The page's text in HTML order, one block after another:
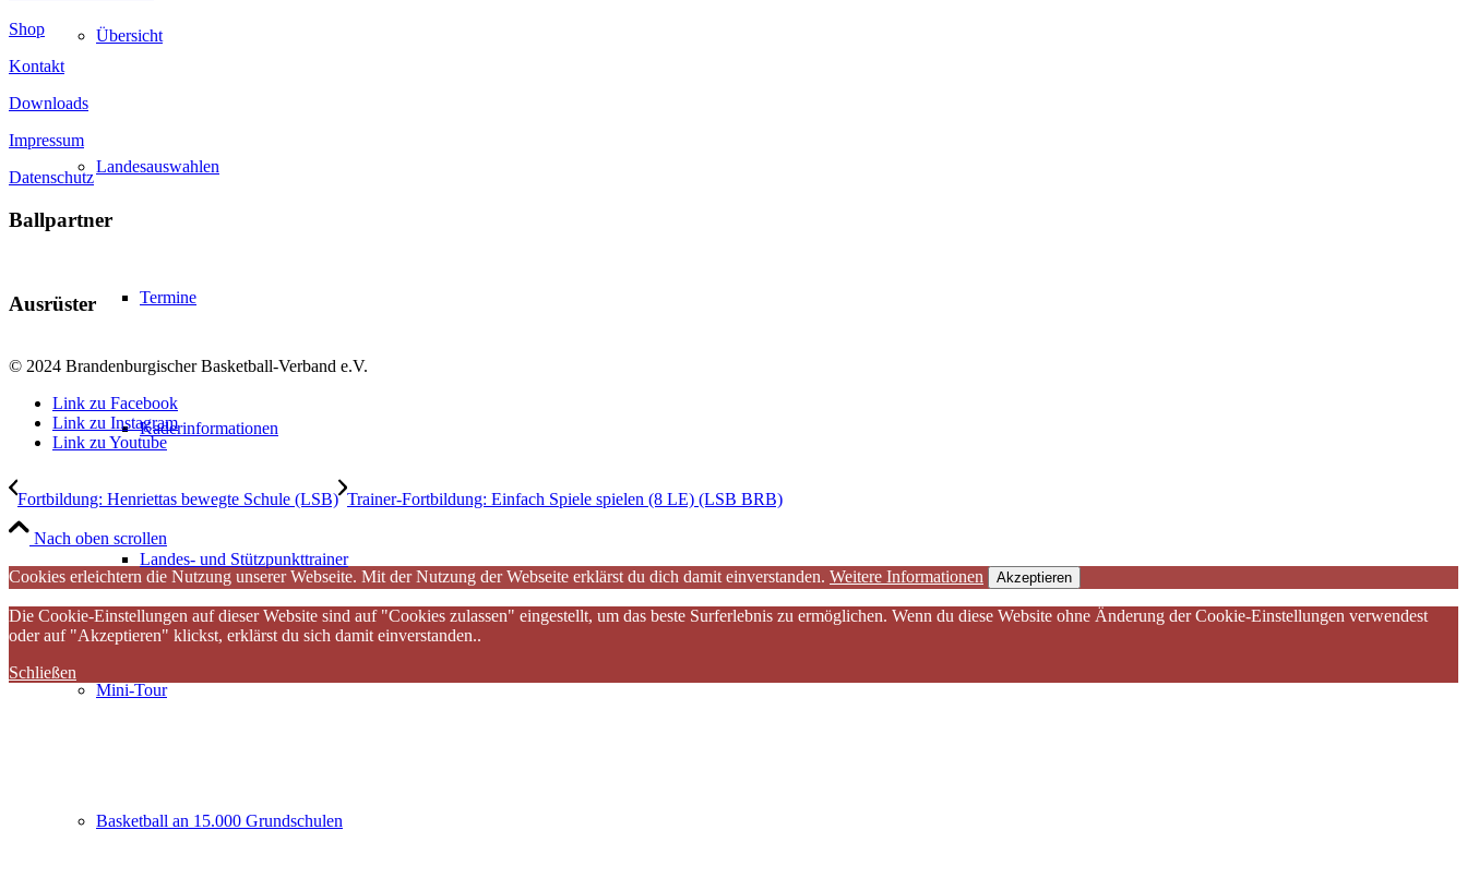
Übersicht
Landesauswahlen
Termine
Kaderinformationen
Landes- und Stützpunkttrainer
Mini-Tour
Basketball an 15.000 Grundschulen
Shop
Kontakt
Downloads
Impressum
Datenschutz
Ballpartner
Ausrüster
© 2024 Brandenburgischer Basketball-Verband e.V.
Link zu Facebook
Link zu Instagram
Link zu Youtube
Fortbildung: Henriettas bewegte Schule (LSB) Trainer-Fortbildung: Einfach Spiele spielen (8 LE) (LSB BRB)
Nach oben scrollen
Cookies erleichtern die Nutzung unserer Webseite. Mit der Nutzung der Webseite erklärst du dich damit einverstanden. Weitere Informationen Akzeptieren
Die Cookie-Einstellungen auf dieser Website sind auf "Cookies zulassen" eingestellt, um das beste Surferlebnis zu ermöglichen. Wenn du diese Website ohne Änderung der Cookie-Einstellungen verwendest
oder auf "Akzeptieren" klickst, erklärst du sich damit einverstanden..
Schließen